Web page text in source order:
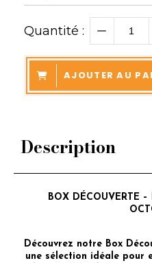
Quantité :
AJOUTER AU
Description
BOX DÉCOUVERTE –
Découvrez notre Box
une sélection idéale pour